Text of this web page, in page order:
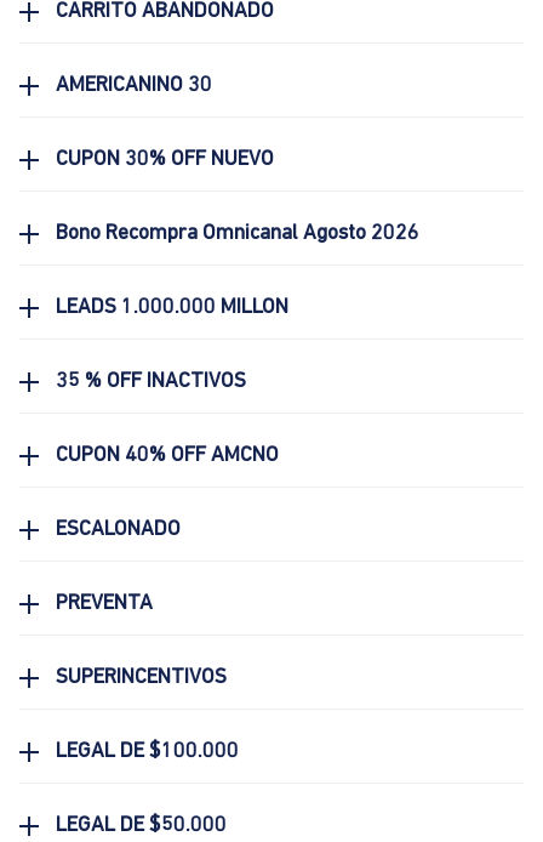
CARRITO ABANDONADO
AMERICANINO 30
CUPON 30% OFF NUEVO
Bono Recompra Omnicanal Agosto 2026
LEADS 1.000.000 MILLON
35 % OFF INACTIVOS
CUPON 40% OFF AMCNO
ESCALONADO
PREVENTA
SUPERINCENTIVOS
LEGAL DE $100.000
LEGAL DE $50.000